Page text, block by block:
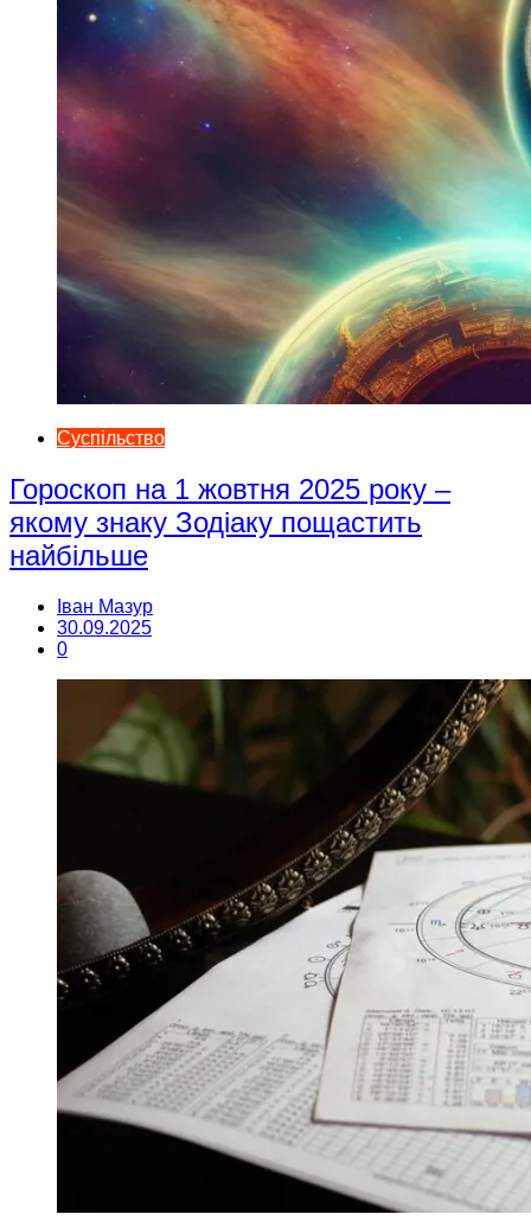
Суспільство
Гороскоп на 1 жовтня 2025 року –
якому знаку Зодіаку пощастить
найбільше
Іван Мазур
30.09.2025
0